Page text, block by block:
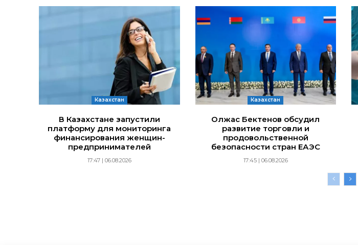
Казахстан
В Казахстане запустили
платформу для мониторинга
финансирования женщин-
предпринимателей
17:47 | 06.08.2026
Казахстан
Олжас Бектенов обсудил
развитие торговли и
продовольственной
безопасности стран ЕАЭС
17:45 | 06.08.2026